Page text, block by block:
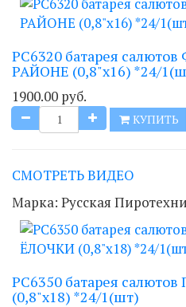
РС6320 батарея
РАЙОНЕ (0,8"х16) *24/
1900.00 руб.
КУПИТЬ
СМОТРЕТЬ ВИДЕО
Марка: Русская
РС6350 батарея
(0,8"х18) *24/1(шт)